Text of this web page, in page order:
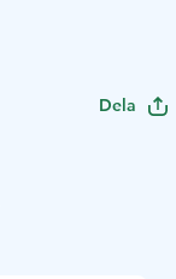
Dela